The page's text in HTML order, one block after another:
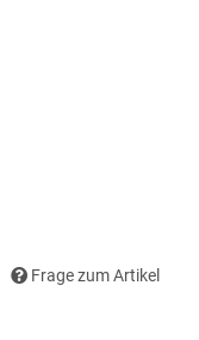
Frage zum Artikel